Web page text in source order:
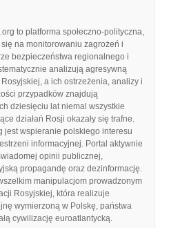
to platforma społeczno-polityczna,
na monitorowaniu zagrożeń i
bezpieczeństwa regionalnego i
analizują agresywną
a ich ostrzeżenia, analizy i
przypadków znajdują
dziesięciu lat niemal wszystkie
działań Rosji okazały się trafne.
jest wspieranie polskiego interesu
informacyjnej. Portal aktywnie
opinii publicznej,
propagandę oraz dezinformację.
manipulacjom prowadzonym
Rosyjskiej, która realizuje
wymierzoną w Polskę, państwa
cywilizację euroatlantycką.